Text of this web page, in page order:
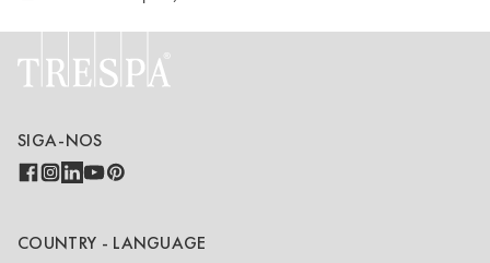
SIGA-NOS
COUNTRY - LANGUAGE